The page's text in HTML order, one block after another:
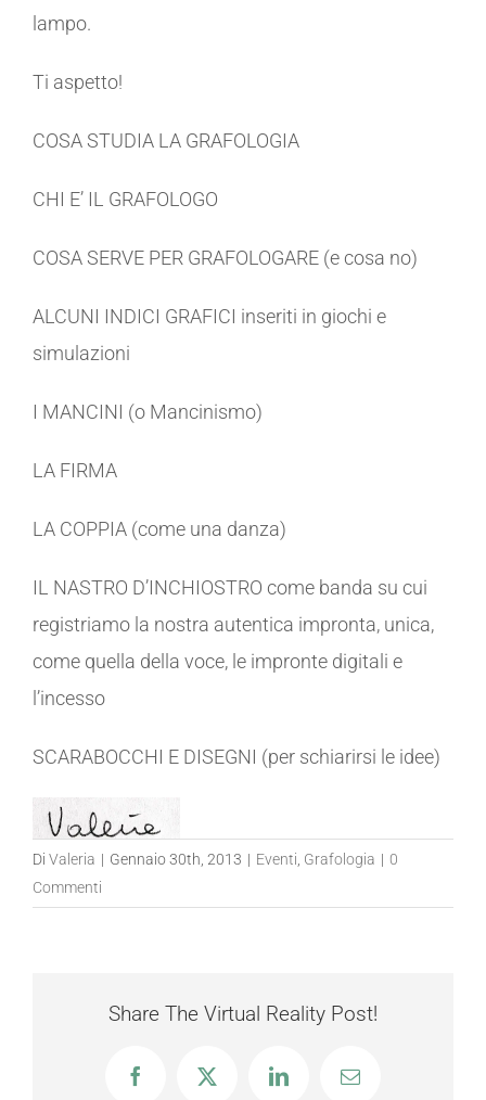
lampo.
Ti aspetto!
COSA STUDIA LA GRAFOLOGIA
CHI E’ IL GRAFOLOGO
COSA SERVE PER GRAFOLOGARE (e cosa no)
ALCUNI INDICI GRAFICI inseriti in giochi e
simulazioni
I MANCINI (o Mancinismo)
LA FIRMA
LA COPPIA (come una danza)
IL NASTRO D’INCHIOSTRO come banda su cui
registriamo la nostra autentica impronta, unica,
come quella della voce, le impronte digitali e
l’incesso
SCARABOCCHI E DISEGNI (per schiarirsi le idee)
Di Valeria | Gennaio 30th, 2013 | Eventi, Grafologia | 0
Commenti
Share The Virtual Reality Post!
FacebookX LinkedInEmail